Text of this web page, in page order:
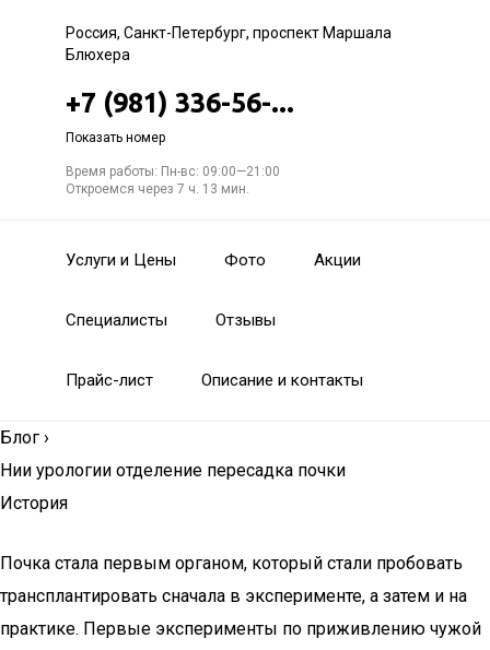
Россия, Санкт-Петербург, проспект Маршала
Блюхера
+7 (981) 336-56-...
Показать номер
Время работы: Пн-вс: 09:00—21:00
Откроемся через 7 ч. 13 мин.
Услуги и Цены Фото Акции
Специалисты Отзывы
Прайс-лист Описание и контакты
Блог ›
Нии урологии отделение пересадка почки
История
Почка стала первым органом, который стали пробовать
трансплантировать сначала в эксперименте, а затем и на
практике. Первые эксперименты по приживлению чужой